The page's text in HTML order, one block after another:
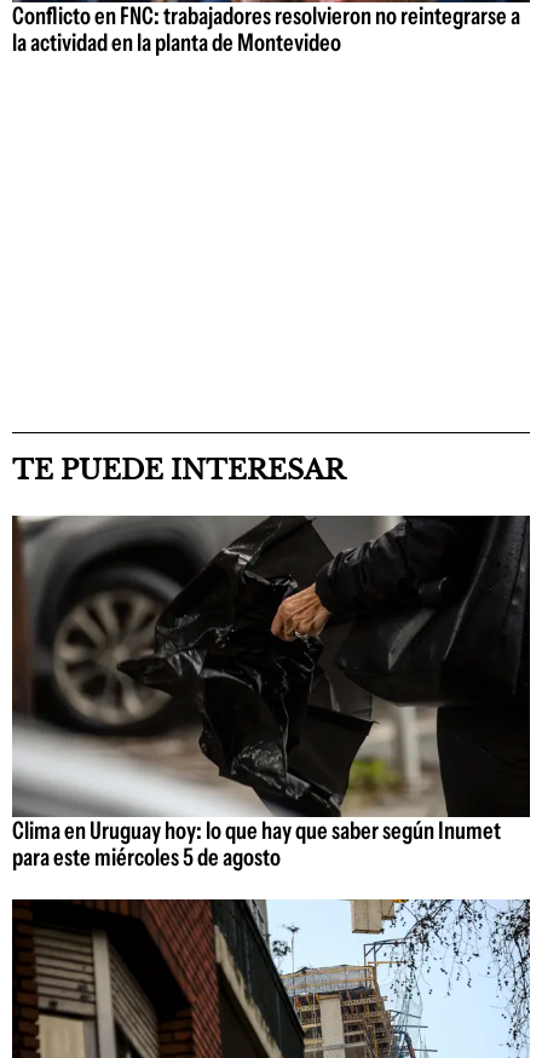
Conflicto en FNC: trabajadores resolvieron no reintegrarse a
la actividad en la planta de Montevideo
TE PUEDE INTERESAR
Clima en Uruguay hoy: lo que hay que saber según Inumet
para este miércoles 5 de agosto